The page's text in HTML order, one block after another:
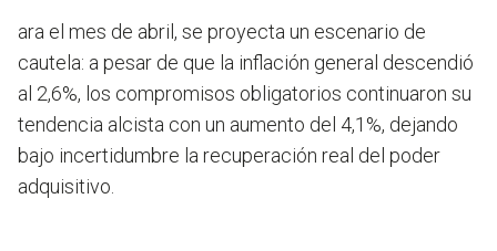
ara el mes de abril, se proyecta un escenario de
cautela: a pesar de que la inflación general descendió
al 2,6%, los compromisos obligatorios continuaron su
tendencia alcista con un aumento del 4,1%, dejando
bajo incertidumbre la recuperación real del poder
adquisitivo.